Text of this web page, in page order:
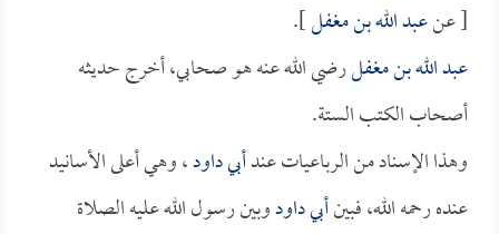
[ عنعبد الله بن مغفل].
عبد الله بن مغفلرضي الله عنه هو صحابي، أخرج حديثه
أصحاب الكتب الستة.
وهذا الإسناد من الرباعيات عندأبي داود، وهي أعلى الأسانيد
عنده رحمه الله، فبينأبي داودوبين رسول الله عليه الصلاة